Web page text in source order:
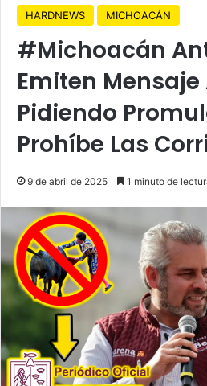
HARDNEWS MICHOACÁN
#Michoacán
Emiten Mensaje
Pidiendo
Prohíbe Las
9 de abril de 2025 1 minuto de